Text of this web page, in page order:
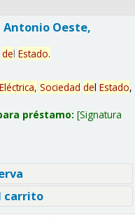
Oeste,
del Estado.
Eléctrica, Sociedad del Estado,
préstamo: Signatura
carrito